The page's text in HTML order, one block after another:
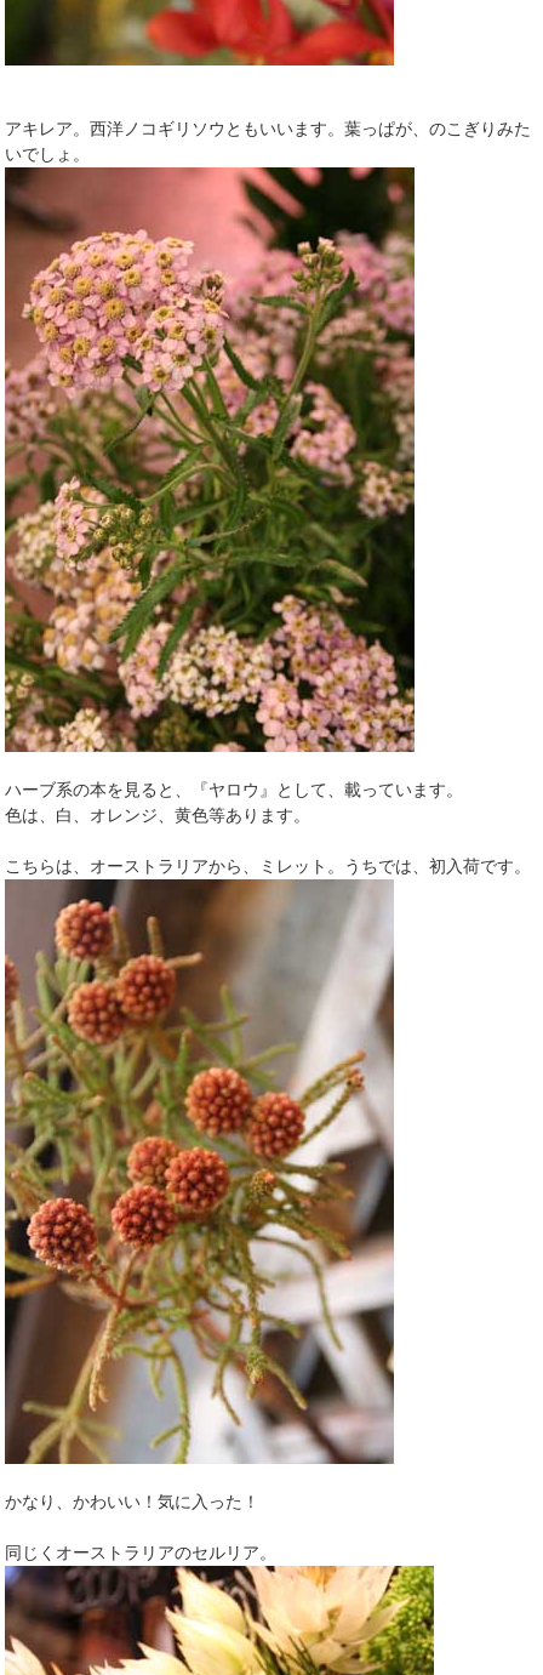
アキレア。西洋ノコギリソウともいいます。葉っぱが、のこぎりみた
いでしょ。
ハーブ系の本を見ると、『ヤロウ』として、載っています。
色は、白、オレンジ、黄色等あります。
こちらは、オーストラリアから、ミレット。うちでは、初入荷です。
かなり、かわいい！気に入った！
同じくオーストラリアのセルリア。